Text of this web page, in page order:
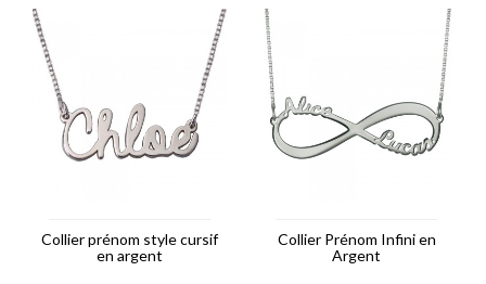
Collier prénom style cursif
en argent
Collier Prénom Infini en
Argent